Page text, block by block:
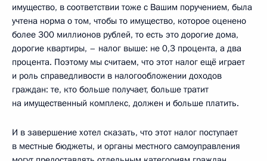
имущество, в соответствии тоже с Вашим поручением, была
учтена норма о том, чтобы то имущество, которое оценено
более 300 миллионов рублей, то есть это дорогие дома,
дорогие квартиры, – налог выше: не 0,3 процента, а два
процента. Поэтому мы считаем, что этот налог ещё играет
и роль справедливости в налогообложении доходов
граждан: те, кто больше получает, больше тратит
на имущественный комплекс, должен и больше платить.
И в завершение хотел сказать, что этот налог поступает
в местные бюджеты, и органы местного самоуправления